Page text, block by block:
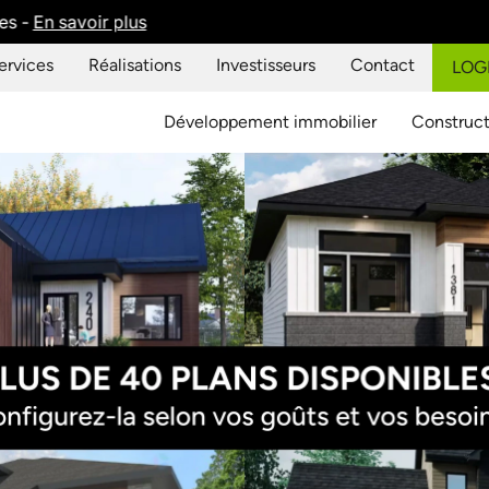
des nouveaux avantages fiscaux pour l’achat d’une
Réalisations Investisseurs Contact
Développement immobilier